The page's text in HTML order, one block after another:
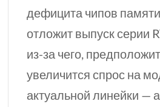
дефицита чипов
отложит выпуск серии
из-за чего,
увеличится спрос на
актуальной линейки —